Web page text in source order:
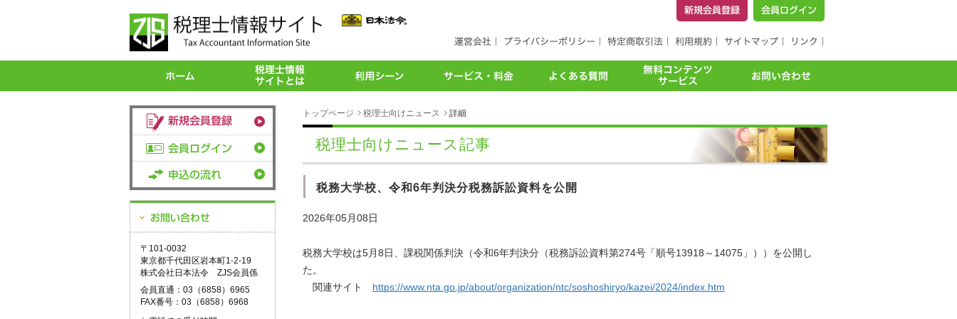
〒101-0032
東京都千代田区岩本町1-2-19
株式会社日本法令 ZJS会員係
会員直通：03（6858）6965
FAX番号：03（6858）6968
トップページ 税理士向けニュース 詳細
税理士向けニュース記事
税務大学校、令和6年判決分税務訴訟資料を公開
2026年05月08日
税務大学校は5月8日、課税関係判決（令和6年判決分（税務訴訟資料第274号「順号13918～14075」））を公開し
た。
関連サイト
https://www.nta.go.jp/about/organization/ntc/soshoshiryo/kazei/2024/index.htm